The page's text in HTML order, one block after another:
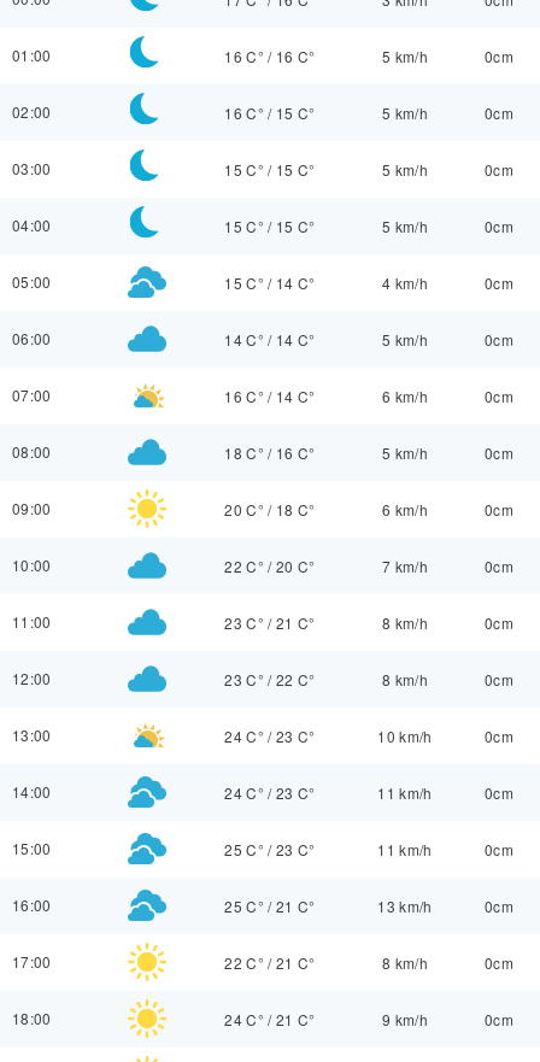
01:00 16 C° / 16 C° 5 km/h 0cm
02:00 16 C° / 15 C° 5 km/h 0cm
03:00 15 C° / 15 C° 5 km/h 0cm
04:00 15 C° / 15 C° 5 km/h 0cm
05:00 15 C° / 14 C° 4 km/h 0cm
06:00 14 C° / 14 C° 5 km/h 0cm
07:00 16 C° / 14 C° 6 km/h 0cm
08:00 18 C° / 16 C° 5 km/h 0cm
09:00 20 C° / 18 C° 6 km/h 0cm
10:00 22 C° /20 C° 7 km/h 0cm
11:00 23 C° /21 C° 8 km/h 0cm
12:00 23 C° /22 C° 8 km/h 0cm
13:00 24 C° /23 C° 10 km/h 0cm
14:00 24 C° /23 C° 11 km/h 0cm
15:00 25 C° /23 C° 11 km/h 0cm
16:00 25 C° /21 C° 13 km/h 0cm
17:00 22 C° /21 C° 8 km/h 0cm
18:00 24 C° /21 C° 9 km/h 0cm